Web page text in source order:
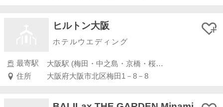
ヒルトン大阪
ホテルウエディング
最寄駅
大阪駅 (梅田・中之島・京橋・桜ノ宮)
住所
大阪府大阪市北区梅田1－8－8